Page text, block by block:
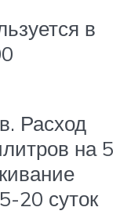
в
Расход
на 5
20 суток